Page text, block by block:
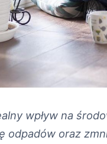
wpływ na
odpadów oraz